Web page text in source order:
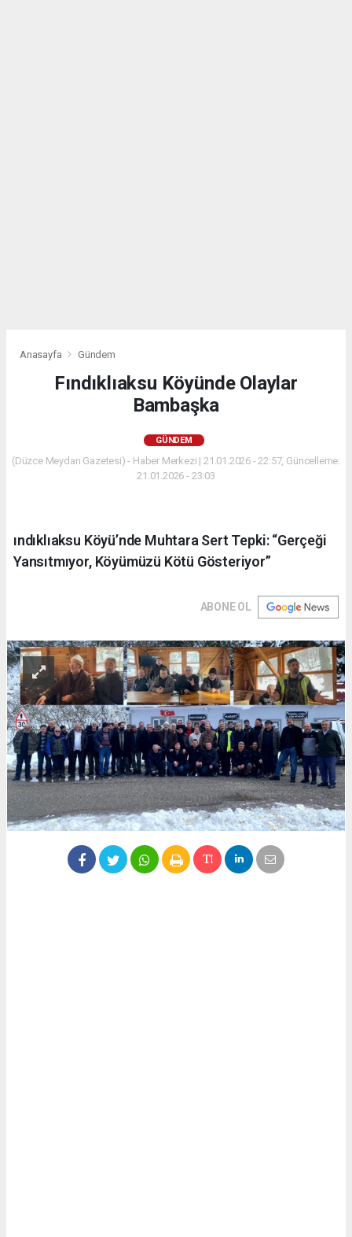
Anasayfa Gündem
Fındıklıaksu Köyünde Olaylar
Bambaşka
GÜNDEM
(Düzce Meydan Gazetesi) - Haber Merkezi | 21.01.2026 - 22:57, Güncelleme:
21.01.2026 - 23:03
ındıklıaksu Köyü’nde Muhtara Sert Tepki: “Gerçeği
Yansıtmıyor, Köyümüzü Kötü Gösteriyor”
ABONE OL